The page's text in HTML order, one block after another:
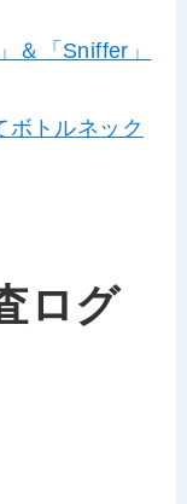
＆「Sniffer」
ボトルネック
ログ